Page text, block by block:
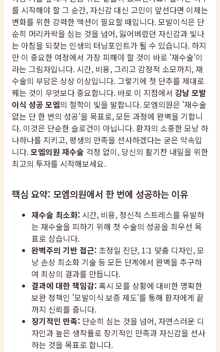
를 시작해야 할 그 순간, 자신감 대신 고민이 앞선다면 이제는
변화를 위한 강력한 액션이 필요할 때입니다. 모발이식은 단
순히 머리카락을 심는 것을 넘어, 잃어버렸던 자신감과 빛나
는 아침을 되찾는 인생의 터닝포인트가 될 수 있습니다. 하지
만 이 중요한 여정에서 가장 피해야 할 것이 바로 '재수술'이
라는 그림자입니다. 시간, 비용, 그리고 감정적 소모까지, 재
수술의 부담은 상상 이상입니다. 그렇기에 첫 단추를 제대로
꿰는 것이 무엇보다 중요합니다. 바로 이 지점에서 강남 모발
이식 성공 모엠의 철학이 빛을 발합니다. 모엠의원은 '재수술
없는 단 한 번의 성공'을 목표로, 모든 과정에 완벽을 기합니
다. 이것은 단순한 슬로건이 아닙니다. 환자의 소중한 모낭 하
나하나를 지키고, 평생의 만족을 선사하겠다는 굳은 약속입
니다.모엠의원 재수술 걱정 없이, 당신의 활기찬 내일을 위한
최고의 투자를 시작해보세요.
핵심 요약: 모엠의원에서 한 번에 성공하는 이유
재수술 최소화: 시간, 비용, 정신적 스트레스를 유발하
는 재수술을 피하기 위해 첫 수술의 성공을 최우선 목
표로 삼습니다.
완벽주의 기반 접근: 초정밀 진단, 1:1 맞춤 디자인, 모
낭 손상 최소화 기술 등 모든 단계에서 완벽을 추구하
여 최상의 결과를 만듭니다.
결과에 대한 책임감: 혹시 모를 상황에 대비한 명확한
보완 정책인 '모발이식 보증 제도'를 통해 환자에게 끝
까지 신뢰를 줍니다.
장기적인 만족: 단순히 심는 것을 넘어, 자연스러운 디
자인과 높은 생착률로 장기적인 만족과 자신감을 선사
하는 것을 목표로 합니다.